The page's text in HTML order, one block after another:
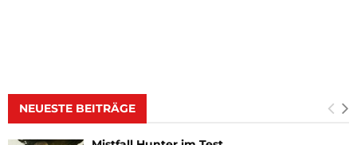
NEUESTE BEITRÄGE